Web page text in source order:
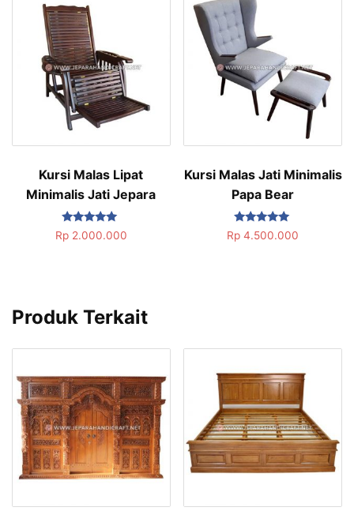
Kursi Malas Lipat
Minimalis Jati Jepara
Dinilai
5.00
Rp2.000.000
Kursi Malas Jati Minimalis
Papa Bear
Dinilai
5.00
Rp 4.500.000
Produk Terkait